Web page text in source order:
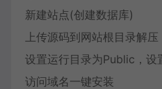
新建站点(创建数据库)
上传源码到网站根目录解压
设置运行目录为Public，
访问域名一键安装